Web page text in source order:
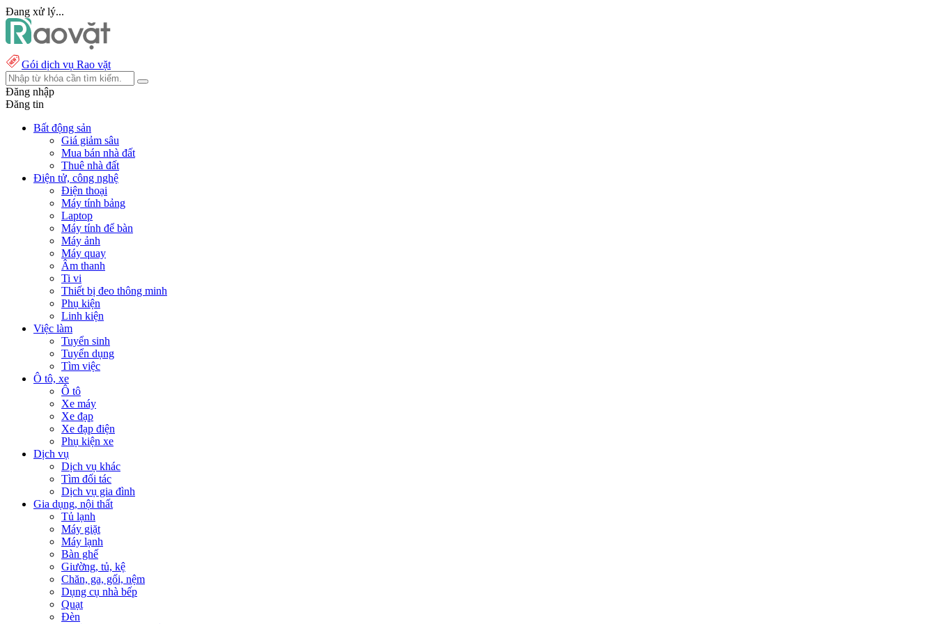
Đang xử lý...
Gói dịch vụ Rao vặt
Đăng nhập
Đăng tin
Bất động sản
Giá giảm sâu
Mua bán nhà đất
Thuê nhà đất
Điện tử, công nghệ
Điện thoại
Máy tính bảng
Laptop
Máy tính để bàn
Máy ảnh
Máy quay
Âm thanh
Ti vi
Thiết bị đeo thông minh
Phụ kiện
Linh kiện
Việc làm
Tuyển sinh
Tuyển dụng
Tìm việc
Ô tô, xe
Ô tô
Xe máy
Xe đạp
Xe đạp điện
Phụ kiện xe
Dịch vụ
Dịch vụ khác
Tìm đối tác
Dịch vụ gia đình
Gia dụng, nội thất
Tủ lạnh
Máy giặt
Máy lạnh
Bàn ghế
Giường, tủ, kệ
Chăn, ga, gối, nệm
Dụng cụ nhà bếp
Quạt
Đèn